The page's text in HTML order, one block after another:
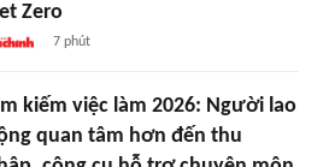
Zero
7 phút
kiếm việc làm 2026: Người lao
quan tâm hơn đến thu